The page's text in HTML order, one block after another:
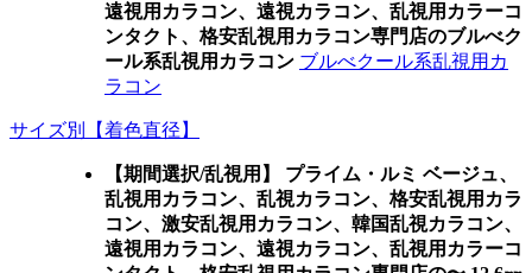
遠視用カラコン、遠視カラコン、乱視用カラーコ
ンタクト、格安乱視用カラコン専門店のブルべク
ール系乱視用カラコン ブルべクール系乱視用カ
ラコン
サイズ別【着色直径】
【期間選択/乱視用】 プライム・ルミ ベージュ、
乱視用カラコン、乱視カラコン、格安乱視用カラ
コン、激安乱視用カラコン、韓国乱視カラコン、
遠視用カラコン、遠視カラコン、乱視用カラーコ